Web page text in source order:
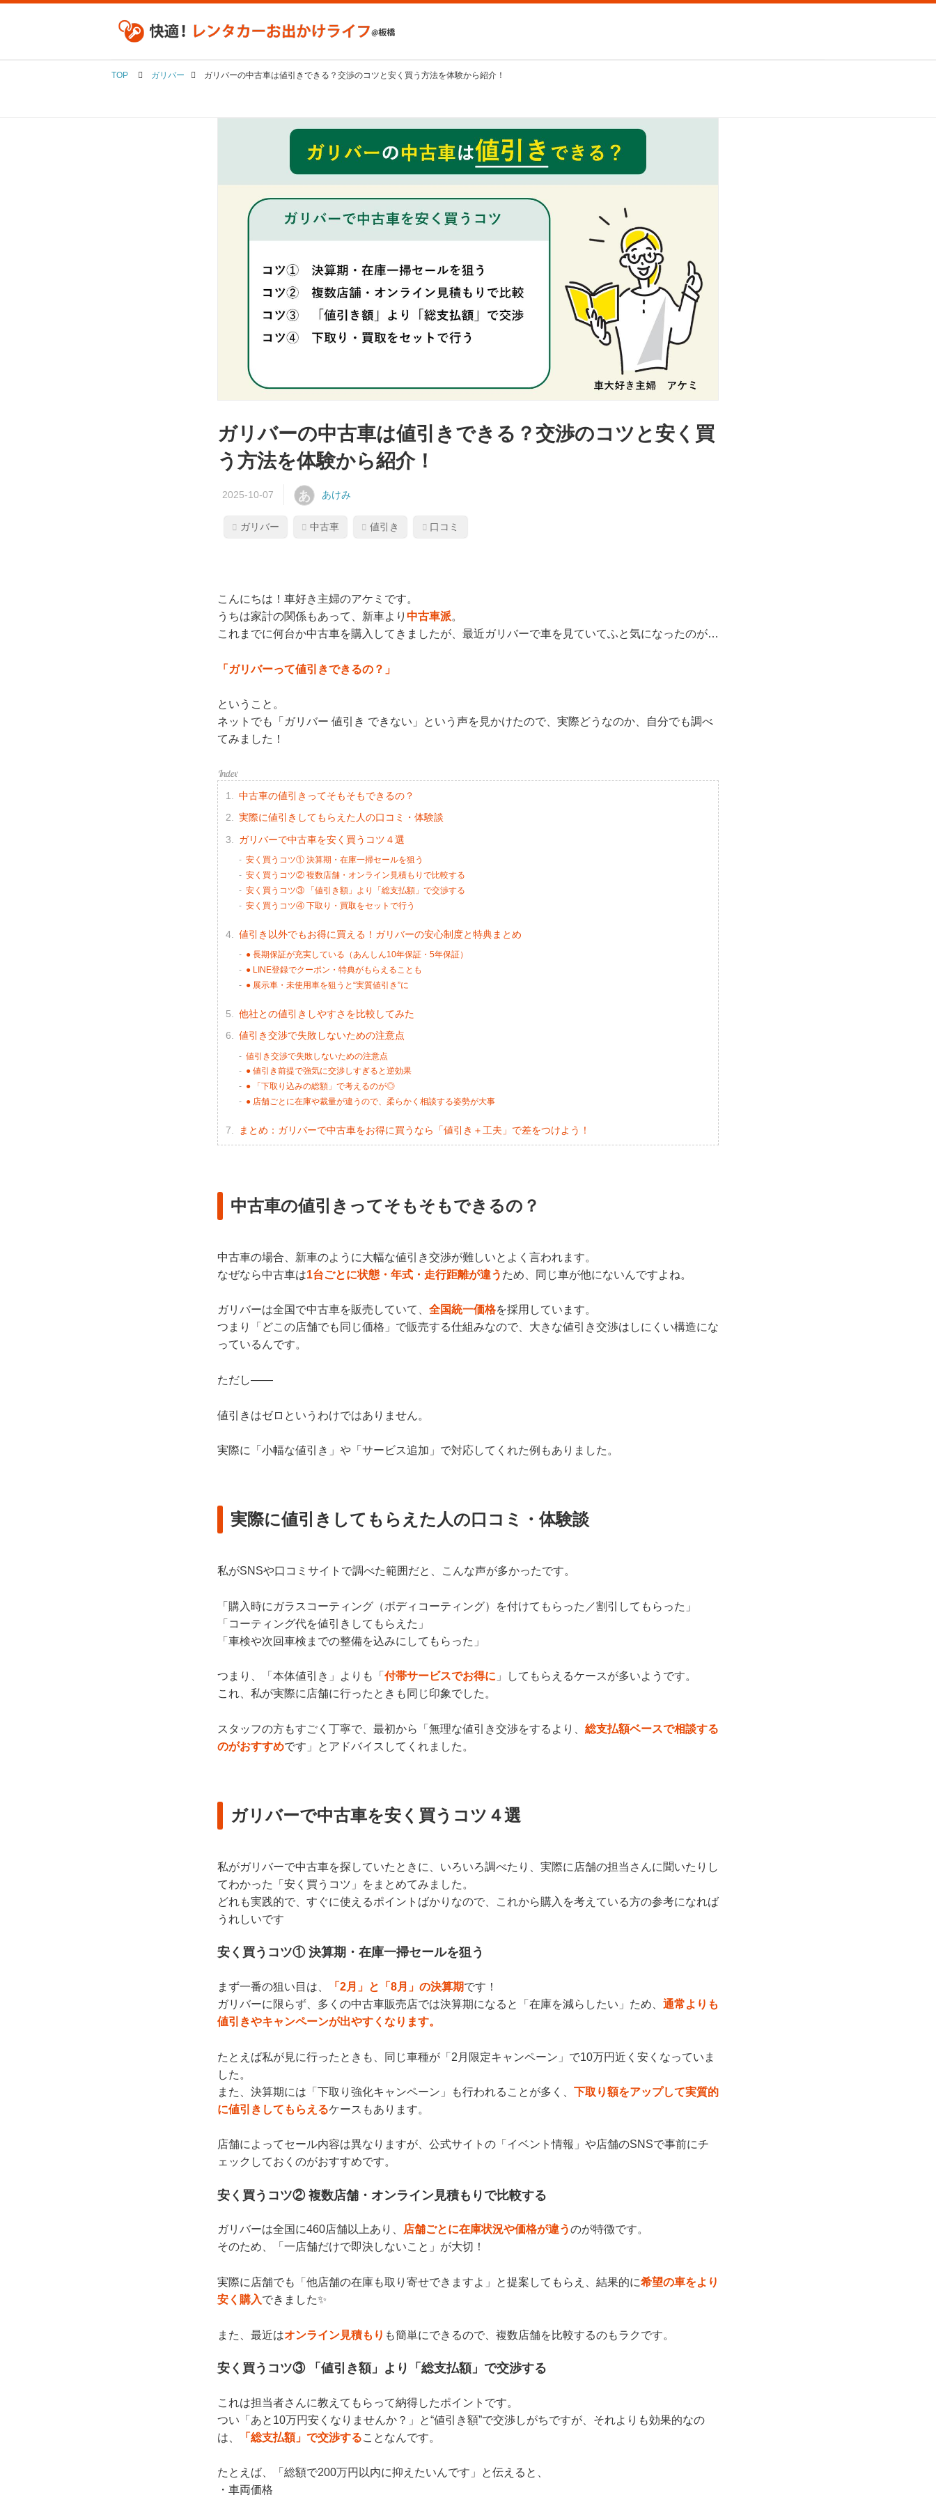
TOP ガリバー ガリバーの中古車は値引きできる？交渉のコツと安く買う方法を体験から紹介！
ガリバーの中古車は値引きできる？交渉のコツと安く買
う方法を体験から紹介！
あ あけみ
ガリバー 中古車 値引き 口コミ
こんにちは！車好き主婦のアケミです。
うちは家計の関係もあって、新車より 中古車派。
これまでに何台か中古車を購入してきましたが、最近ガリバーで車を見ていてふと気になったのが…
「ガリバーって値引きできるの？」
ということ。
ネットでも「ガリバー 値引き できない」という声を見かけたので、実際どうなのか、自分でも調べ
てみました！
中古車の値引きってそもそもできるの？
実際に値引きしてもらえた人の口コミ・体験談
ガリバーで中古車を安く買うコツ４選
安く買うコツ① 決算期・在庫一掃セールを狙う
安く買うコツ② 複数店舗・オンライン見積もりで比較する
安く買うコツ③ 「値引き額」より「総支払額」で交渉する
安く買うコツ④ 下取り・買取をセットで行う
値引き以外でもお得に買える！ガリバーの安心制度と特典まとめ
● 長期保証が充実している（あんしん10年保証・5年保証）
● LINE登録でクーポン・特典がもらえることも
● 展示車・未使用車を狙うと“実質値引き”に
他社との値引きしやすさを比較してみた
値引き交渉で失敗しないための注意点
値引き交渉で失敗しないための注意点
● 値引き前提で強気に交渉しすぎると逆効果
● 「下取り込みの総額」で考えるのが◎
● 店舗ごとに在庫や裁量が違うので、柔らかく相談する姿勢が大事
まとめ：ガリバーで中古車をお得に買うなら「値引き＋工夫」で差をつけよう！
中古車の値引きってそもそもできるの？
中古車の場合、新車のように大幅な値引き交渉が難しいとよく言われます。
なぜなら中古車は1台ごとに状態・年式・走行距離が違う ため、同じ車が他にないんですよね。
ガリバーは全国で中古車を販売していて、 全国統一価格を採用しています。
つまり「どこの店舗でも同じ価格」で販売する仕組みなので、大きな値引き交渉はしにくい構造にな
っているんです。
ただし——
値引きはゼロというわけではありません。
実際に「小幅な値引き」や「サービス追加」で対応してくれた例もありました。
実際に値引きしてもらえた人の口コミ・体験談
私がSNSや口コミサイトで調べた範囲だと、こんな声が多かったです。
「購入時にガラスコーティング（ボディコーティング）を付けてもらった／割引してもらった」
「コーティング代を値引きしてもらえた」
「車検や次回車検までの整備を込みにしてもらった」
つまり、「本体値引き」よりも「 付帯サービスでお得に 」してもらえるケースが多いようです。
これ、私が実際に店舗に行ったときも同じ印象でした。
スタッフの方もすごく丁寧で、最初から「無理な値引き交渉をするより、 総支払額ベースで相談する
のがおすすめです」とアドバイスしてくれました。
ガリバーで中古車を安く買うコツ４選
私がガリバーで中古車を探していたときに、いろいろ調べたり、実際に店舗の担当さんに聞いたりし
てわかった「安く買うコツ」をまとめてみました。
どれも実践的で、すぐに使えるポイントばかりなので、これから購入を考えている方の参考になれば
うれしいです
安く買うコツ① 決算期・在庫一掃セールを狙う
まず一番の狙い目は、 「2月」と「8月」の決算期です！
ガリバーに限らず、多くの中古車販売店では決算期になると「在庫を減らしたい」ため、 通常よりも
値引きやキャンペーンが出やすくなります。
たとえば私が見に行ったときも、同じ車種が「2月限定キャンペーン」で10万円近く安くなっていま
した。
また、決算期には「下取り強化キャンペーン」も行われることが多く、 下取り額をアップして実質的
に値引きしてもらえるケースもあります。
店舗によってセール内容は異なりますが、公式サイトの「イベント情報」や店舗のSNSで事前にチ
ェックしておくのがおすすめです。
安く買うコツ② 複数店舗・オンライン見積もりで比較する
ガリバーは全国に460店舗以上あり、 店舗ごとに在庫状況や価格が違うのが特徴です。
そのため、「一店舗だけで即決しないこと」が大切！
実際に店舗でも「他店舗の在庫も取り寄せできますよ」と提案してもらえ、結果的に希望の車をより
安く購入できました✨
また、最近はオンライン見積もり も簡単にできるので、複数店舗を比較するのもラクです。
安く買うコツ③ 「値引き額」より「総支払額」で交渉する
これは担当者さんに教えてもらって納得したポイントです。
つい「あと10万円安くなりませんか？」と“値引き額”で交渉しがちですが、それよりも効果的なの
は、
「総支払額」で交渉することなんです。
たとえば、「総額で200万円以内に抑えたいんです」と伝えると、
・車両価格